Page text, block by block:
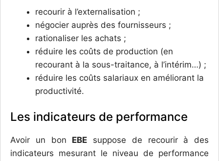
recourir à l’externalisation ;
négocier auprès des fournisseurs ;
rationaliser les achats ;
réduire les coûts de production (en
recourant à la sous-traitance, à l’intérim…) ;
réduire les coûts salariaux en améliorant la
productivité.
Les indicateurs de performance
Avoir un bon EBE suppose de recourir à des
indicateurs mesurant le niveau de performance